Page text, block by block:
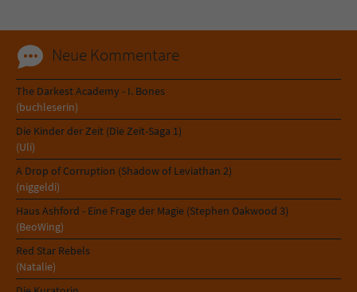
Neue Kommentare
The Darkest Academy - I. Bones
(buchleserin)
Die Kinder der Zeit (Die Zeit-Saga 1)
(Uli)
A Drop of Corruption (Shadow of Leviathan 2)
(niggeldi)
Haus Ashford - Eine Frage der Magie (Stephen Oakwood 3)
(BeoWing)
Red Star Rebels
(Natalie)